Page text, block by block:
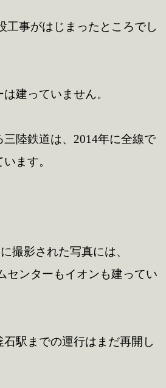
工事がはじまったところでし
建っていません。
三陸鉄道は、2014年に全線で
ます。
撮影された写真には、
センターもイオンも建ってい
石駅までの運行はまだ再開し